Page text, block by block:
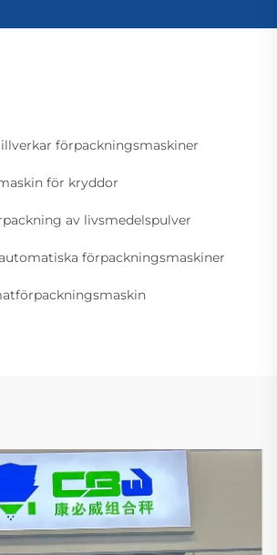
förpackningsmaskiner
för kryddor
av livsmedelspulver
förpackningsmaskiner